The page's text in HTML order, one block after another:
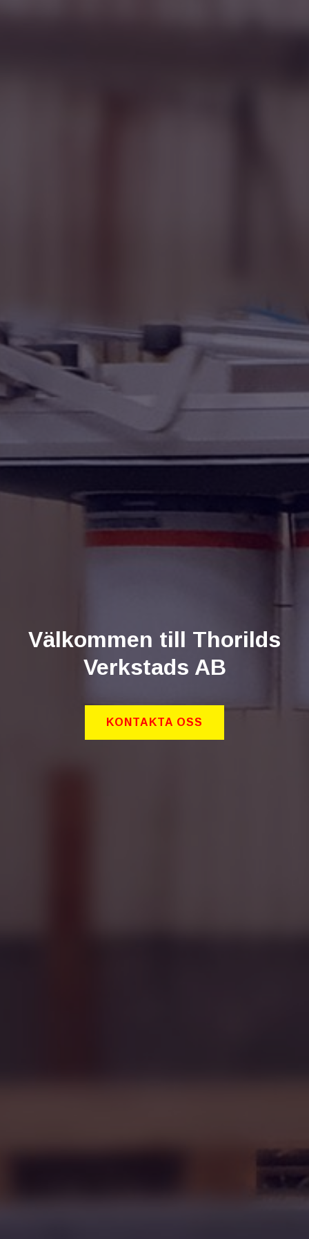
Välkommen till Thorilds
Verkstads AB
KONTAKTA OSS